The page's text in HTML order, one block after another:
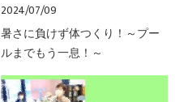
2024/07/09
暑さに負けず体つくり！～プー
ルまでもう一息！～